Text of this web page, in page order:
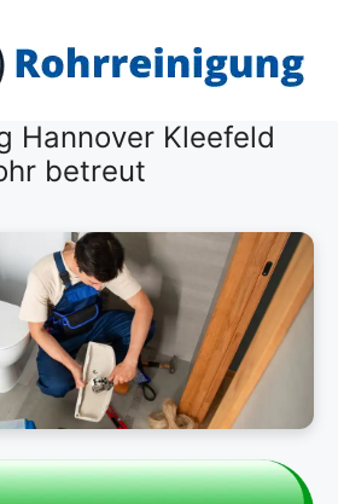
Hannover Kleefeld
betreut